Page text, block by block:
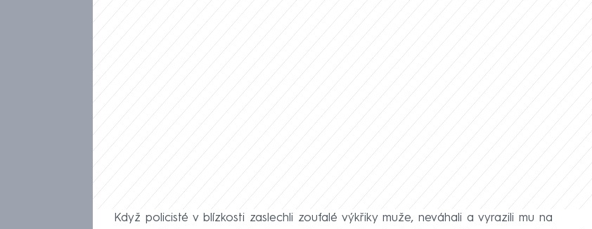
Když policisté v blízkosti zaslechli zoufalé výkřiky muže, neváhali a vyrazili mu na